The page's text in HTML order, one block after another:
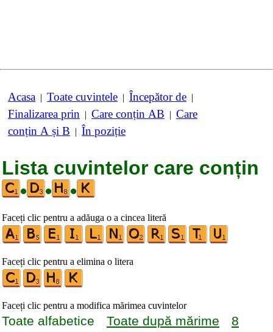
Acasa | Toate cuvintele | Începător de |
Finalizarea prin | Care conțin AB | Care
conțin A și B | În poziție
Lista cuvintelor care conțin
•
• •
Faceți clic pentru a adăuga o a cincea literă
Faceți clic pentru a elimina o litera
Faceți clic pentru a modifica mărimea cuvintelor
Toate alfabetice Toate după mărime
8